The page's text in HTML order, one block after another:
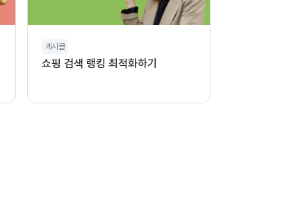
게시글
쇼핑 검색 랭킹 최적화하기